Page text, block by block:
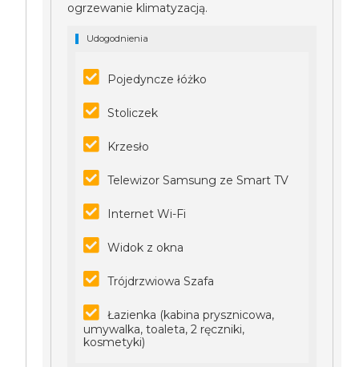
ogrzewanie klimatyzacją.
Udogodnienia
Pojedyncze łóżko
Stoliczek
Krzesło
Telewizor Samsung ze Smart TV
Internet Wi-Fi
Widok z okna
Trójdrzwiowa Szafa
Łazienka (kabina prysznicowa,
umywalka, toaleta, 2 ręczniki,
kosmetyki)